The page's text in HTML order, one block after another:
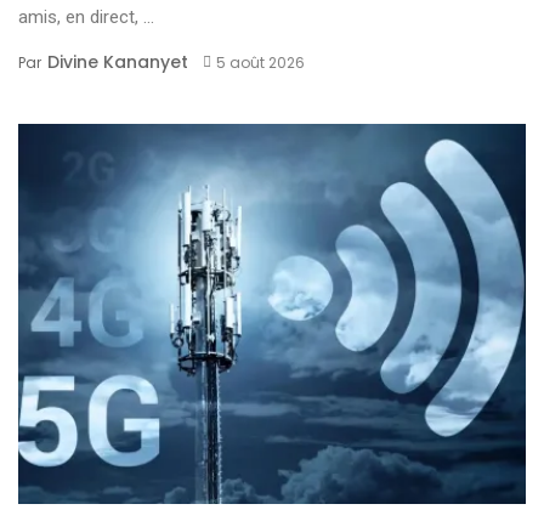
amis, en direct, ...
Par Divine Kananyet 5 août 2026